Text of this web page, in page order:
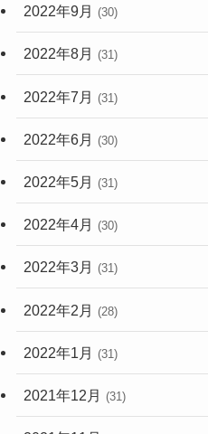
2022年9月 (30)
2022年8月 (31)
2022年7月 (31)
2022年6月 (30)
2022年5月 (31)
2022年4月 (30)
2022年3月 (31)
2022年2月 (28)
2022年1月 (31)
2021年12月 (31)